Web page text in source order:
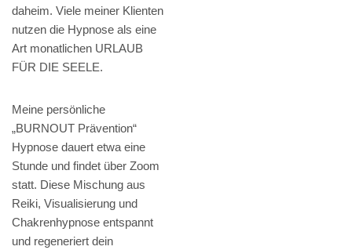
daheim. Viele meiner Klienten
nutzen die Hypnose als eine
Art monatlichen URLAUB
FÜR DIE SEELE.
Meine persönliche
„BURNOUT Prävention“
Hypnose dauert etwa eine
Stunde und findet über Zoom
statt. Diese Mischung aus
Reiki, Visualisierung und
Chakrenhypnose entspannt
und regeneriert dein